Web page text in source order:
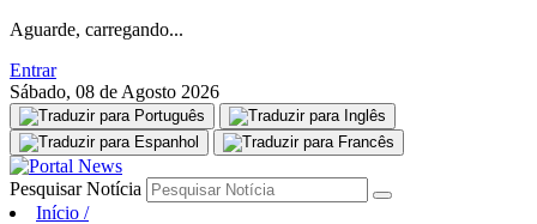
Aguarde, carregando...
Entrar
Sábado, 08 de Agosto 2026
Pesquisar Notícia
Início /